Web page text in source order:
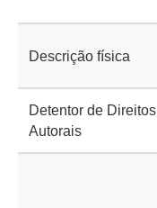
Descrição física
Detentor de Direitos
Autorais